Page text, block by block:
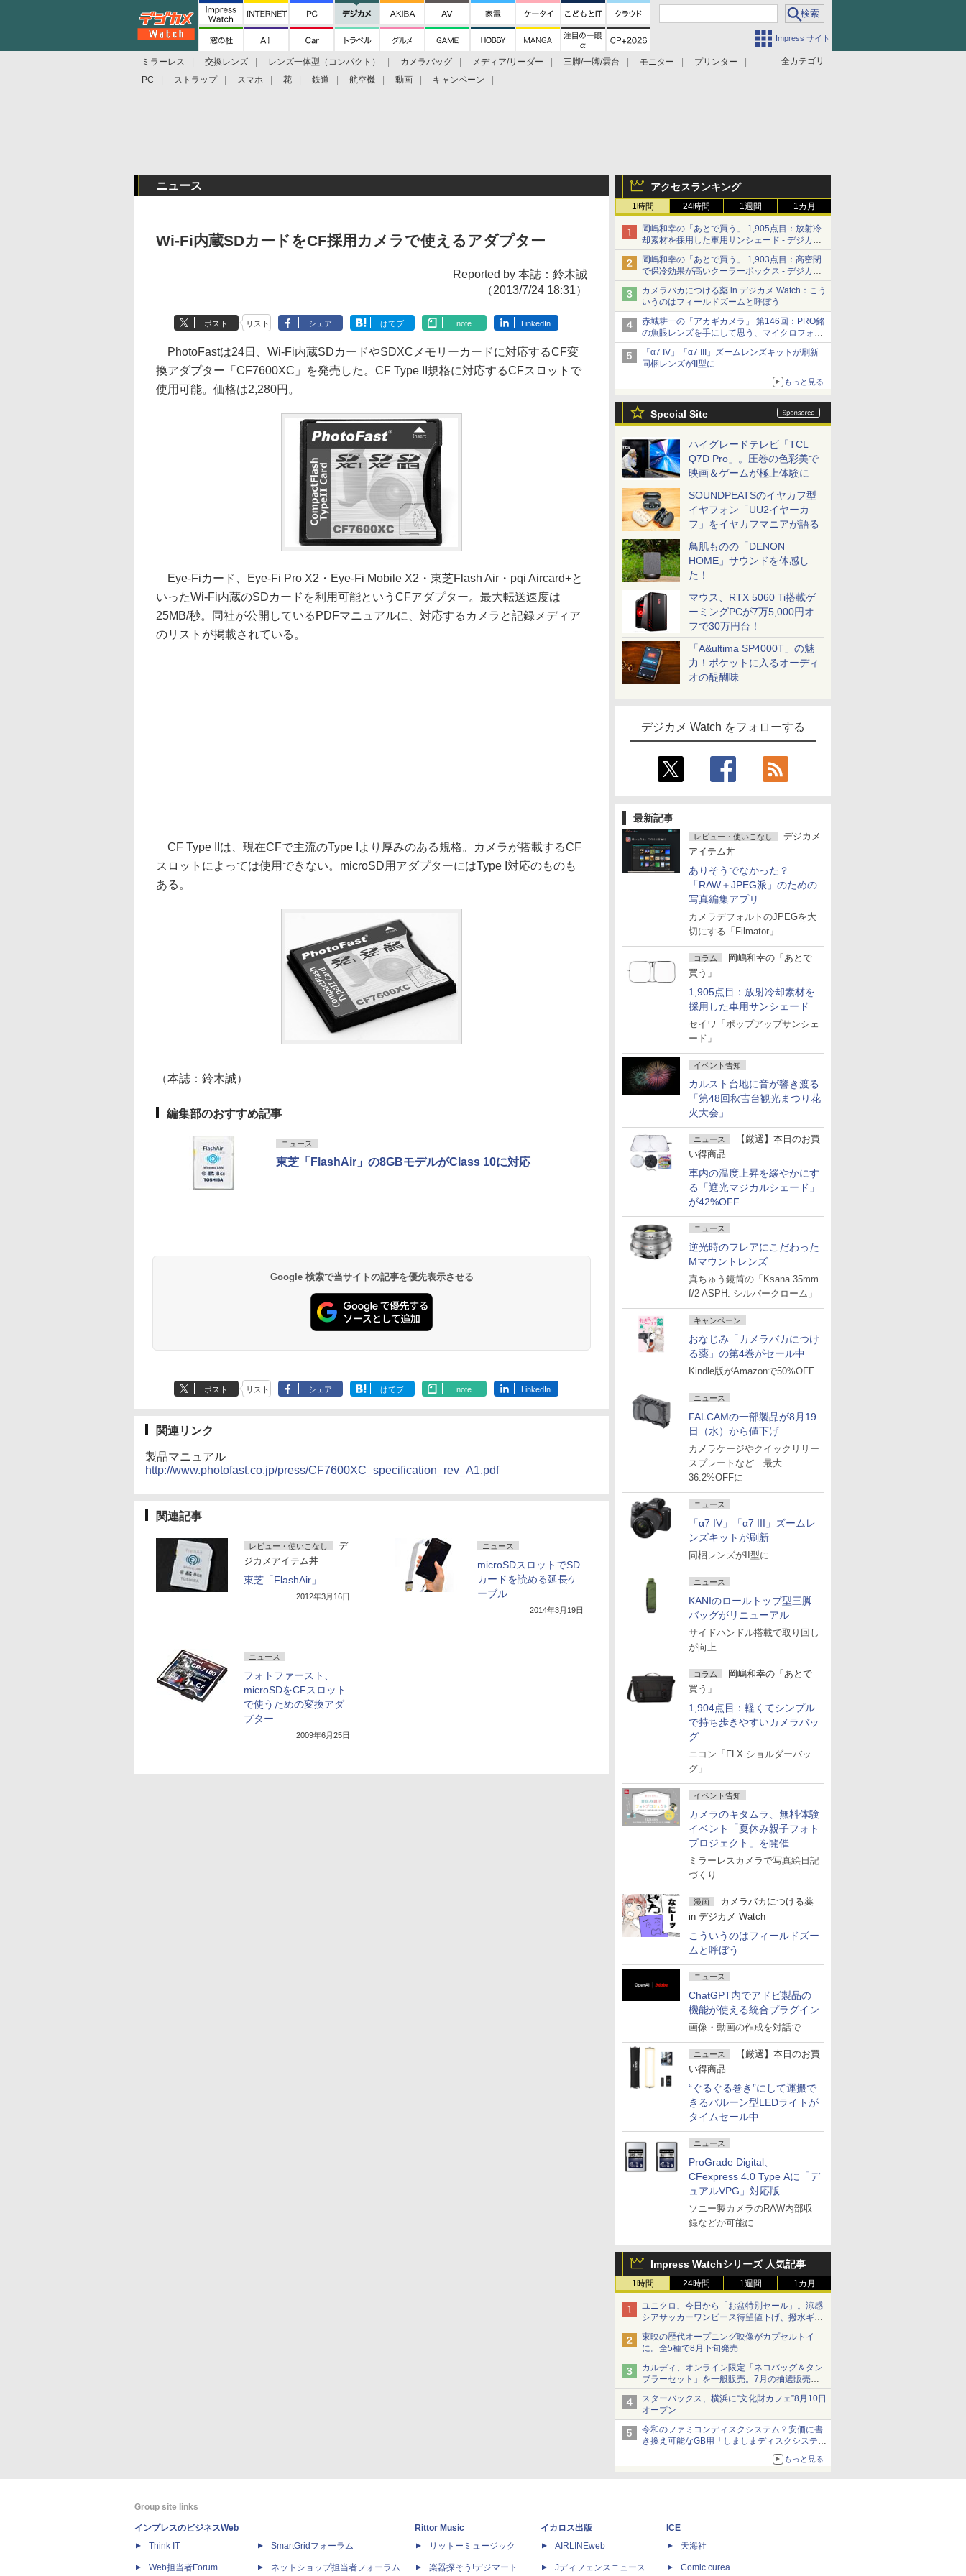
Impress サイト
全カテゴリ
ミラーレス 交換レンズ レンズ一体型（コンパクト） カメラバッグ メディア/リーダー 三脚/一脚/雲台 モニター
プリンター
PC
ストラップ スマホ 花 鉄道 航空機 動画 キャンペーン
アクセスランキング
1時間 24時間 1週間 1カ月
岡嶋和幸の「あとで買う」 1,905点目：放射冷
却素材を採用した車用サンシェード - デジカメ
Watch
岡嶋和幸の「あとで買う」 1,903点目：高密閉
で保冷効果が高いクーラーボックス - デジカメ
Watch
カメラバカにつける薬 in デジカメ Watch：こう
いうのはフィールドズームと呼ぼう
赤城耕一の「アカギカメラ」 第146回：PRO銘
の魚眼レンズを手にして思う、マイクロフォー
サーズへの期待と可能性
「α7 IV」「α7 III」ズームレンズキットが刷新
同梱レンズがII型に
もっと見る
Special Site
ハイグレードテレビ「TCL
Q7D Pro」。圧巻の色彩美で
映画＆ゲームが極上体験に
SOUNDPEATSのイヤカフ型
イヤフォン「UU2イヤーカ
フ」をイヤカフマニアが語る
鳥肌ものの「DENON
HOME」サウンドを体感し
た！
マウス、RTX 5060 Ti搭載ゲ
ーミングPCが7万5,000円オ
フで30万円台！
「A&ultima SP4000T」の魅
力！ポケットに入るオーディ
オの醍醐味
デジカメ Watch をフォローする
最新記事
レビュー・使いこなし
デジカメ
アイテム丼
ありそうでなかった？
「RAW＋JPEG派」のための
写真編集アプリ
カメラデフォルトのJPEGを大
切にする「Filmator」
コラム
岡嶋和幸の「あとで
買う」
1,905点目：放射冷却素材を
採用した車用サンシェード
セイワ「ポップアップサンシェ
ード」
イベント告知
カルスト台地に音が響き渡る
「第48回秋吉台観光まつり花
火大会」
ニュース
【厳選】本日のお買
い得商品
車内の温度上昇を緩やかにす
る「遮光マジカルシェード」
が42%OFF
ニュース
逆光時のフレアにこだわった
Mマウントレンズ
真ちゅう鏡筒の「Ksana 35mm
f/2 ASPH. シルバークローム」
キャンペーン
おなじみ「カメラバカにつけ
る薬」の第4巻がセール中
Kindle版がAmazonで50%OFF
ニュース
FALCAMの一部製品が8月19
日（水）から値下げ
カメラケージやクイックリリー
スプレートなど 最大
36.2%OFFに
ニュース
「α7 IV」「α7 III」ズームレ
ンズキットが刷新
同梱レンズがII型に
ニュース
KANIのロールトップ型三脚
バッグがリニューアル
サイドハンドル搭載で取り回し
が向上
コラム
岡嶋和幸の「あとで
買う」
1,904点目：軽くてシンプル
で持ち歩きやすいカメラバッ
グ
ニコン「FLX ショルダーバッ
グ」
イベント告知
カメラのキタムラ、無料体験
イベント「夏休み親子フォト
プロジェクト」を開催
ミラーレスカメラで写真絵日記
づくり
漫画
カメラバカにつける薬
in デジカメ Watch
こういうのはフィールドズー
ムと呼ぼう
ニュース
ChatGPT内でアドビ製品の
機能が使える統合プラグイン
画像・動画の作成を対話で
ニュース
【厳選】本日のお買
い得商品
“ぐるぐる巻き”にして運搬で
きるバルーン型LEDライトが
タイムセール中
ニュース
ProGrade Digital、
CFexpress 4.0 Type Aに「デ
ュアルVPG」対応版
ソニー製カメラのRAW内部収
録などが可能に
Impress Watchシリーズ 人気記事
1時間 24時間 1週間 1カ月
ユニクロ、今日から「お盆特別セール」。涼感
シアサッカーワンピース待望値下げ、撥水ギア
ショーツは1990円に
東映の歴代オープニング映像がカプセルトイ
に。全5種で8月下旬発売
カルディ、オンライン限定「ネコバッグ＆タン
ブラーセット」を一般販売。7月の抽選販売の
当選無効分
スターバックス、横浜に“文化財カフェ”8月10日
オープン
令和のファミコンディスクシステム？安価に書
き換え可能なGB用「しましまディスクシステ
もっと見る
ニュース
Wi-Fi内蔵SDカードをCF採用カメラで使えるアダプター
Reported by 本誌：鈴木誠
（2013/7/24 18:31）
ポスト リスト シェア はてブ note LinkedIn
PhotoFastは24日、Wi-Fi内蔵SDカードやSDXCメモリーカードに対応するCF変
換アダプター「CF7600XC」を発売した。CF Type II規格に対応するCFスロットで
使用可能。価格は2,280円。
Eye-Fiカード、Eye-Fi Pro X2・Eye-Fi Mobile X2・東芝Flash Air・pqi Aircard+と
いったWi-Fi内蔵のSDカードを利用可能というCFアダプター。最大転送速度は
25MB/秒。同社が公開しているPDFマニュアルに、対応するカメラと記録メディア
のリストが掲載されている。
CF Type IIは、現在CFで主流のType Iより厚みのある規格。カメラが搭載するCF
スロットによっては使用できない。microSD用アダプターにはType I対応のものも
ある。
（本誌：鈴木誠）
編集部のおすすめ記事
ニュース
東芝「FlashAir」の8GBモデルがClass 10に対応
Google 検索で当サイトの記事を優先表示させる
ポスト リスト シェア はてブ note LinkedIn
関連リンク
製品マニュアル
http://www.photofast.co.jp/press/CF7600XC_specification_rev_A1.pdf
関連記事
レビュー・使いこなし
デ
ジカメアイテム丼
東芝「FlashAir」
2012年3月16日
ニュース
microSDスロットでSD
カードを読める延長ケ
ーブル
2014年3月19日
ニュース
フォトファースト、
microSDをCFスロット
で使うための変換アダ
プター
2009年6月25日
Group site links
インプレスのビジネスWeb
Think IT
Web担当者Forum
SmartGridフォーラム
ネットショップ担当者フォーラム
Rittor Music
リットーミュージック
楽器探そう!デジマート
イカロス出版
AIRLINEweb
Jディフェンスニュース
ICE
天海社
Comic curea